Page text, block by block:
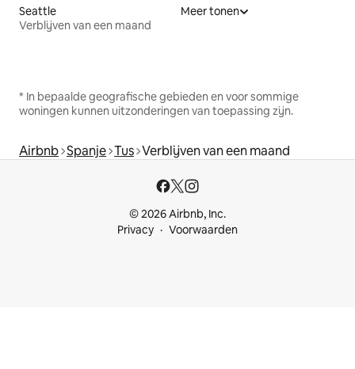
Seattle
Verblijven van een maand
Meer tonen
* In bepaalde geografische gebieden en voor sommige
woningen kunnen uitzonderingen van toepassing zijn.
Airbnb Spanje Tus Verblijven van een maand
© 2026 Airbnb, Inc.
Privacy
Voorwaarden